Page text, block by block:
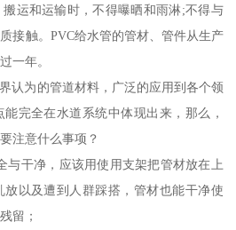
运和运输时，不得曝晒和雨淋;不得与
接触。PVC给水管的管材、管件从生产
一年。
认为的管道材料，广泛的应用到各个领
完全在水道系统中体现出来，那么，
注意什么事项？
与干净，应该用使用支架把管材放在上
以及遭到人群踩搭，管材也能干净使
留；